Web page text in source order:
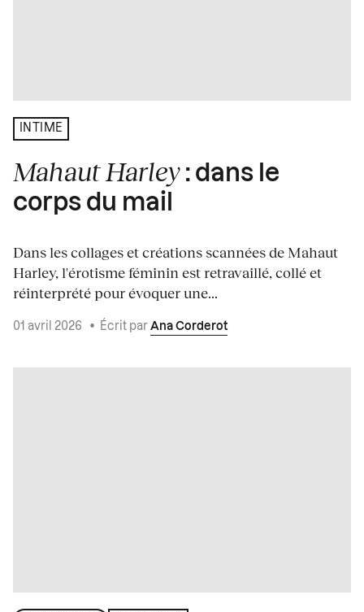
INTIME
Mahaut Harley : dans le
corps du mail
Dans les collages et créations scannées de Mahaut
Harley, l'érotisme féminin est retravaillé, collé et
réinterprété pour évoquer une...
01 avril 2026 • Écrit par Ana Corderot